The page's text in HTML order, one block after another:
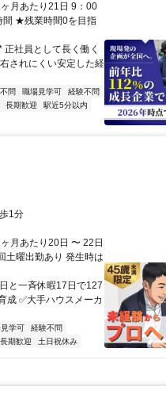
月あたり21日 9：00
間 ★残業時間0を目指
社員として長く働く
されにくい安定した経
問 職場見学可
経験不問
長期歓迎
駅近5分以内
1分
月あたり20日 〜 22日
土曜出勤あり 発生時は
一斉休暇17日で127
成 ✅大手ハウスメーカ
学可
経験不問
長期歓迎 土日祝休み